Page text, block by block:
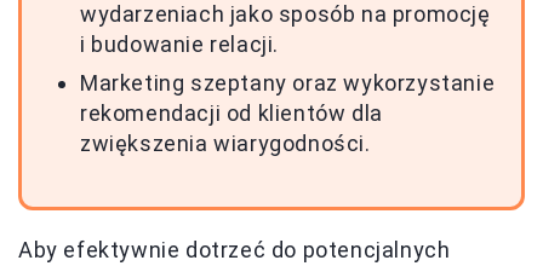
wydarzeniach jako sposób na promocję
i budowanie relacji.
Marketing szeptany oraz wykorzystanie
rekomendacji od klientów dla
zwiększenia wiarygodności.
Aby efektywnie dotrzeć do potencjalnych